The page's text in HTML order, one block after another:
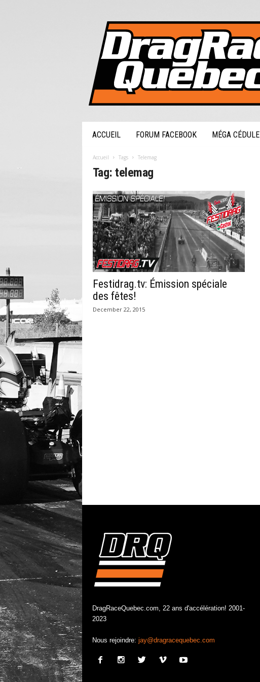
ACCUEIL FORUM FACEBOOK MÉGA CÉDULE
Accueil Tags Telemag
Tag: telemag
Festidrag.tv: Émission spéciale
des fêtes!
December 22, 2015
DragRaceQuebec.com, 22 ans d'accélération! 2001-
2023
Nous rejoindre: jay@dragracequebec.com